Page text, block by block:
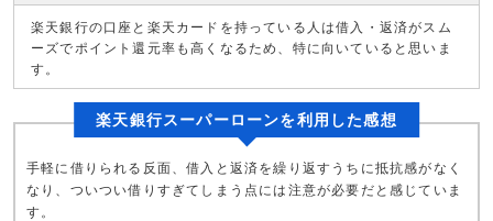
楽天銀行の口座と楽天カードを持っている人は借入・返済がスム
ーズでポイント還元率も高くなるため、特に向いていると思いま
す。
楽天銀行スーパーローンを利用した感想
手軽に借りられる反面、借入と返済を繰り返すうちに抵抗感がなく
なり、ついつい借りすぎてしまう点には注意が必要だと感じていま
す。